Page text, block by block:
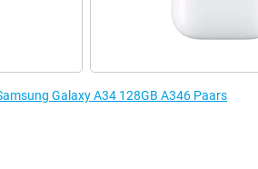
Galaxy A34 128GB A346 Paars